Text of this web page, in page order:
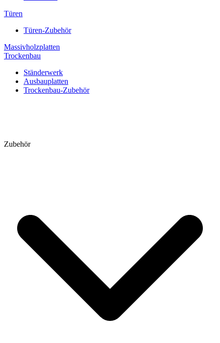
Türen
Türen-Zubehör
Massivholzplatten
Trockenbau
Ständerwerk
Ausbauplatten
Trockenbau-Zubehör
Zubehör